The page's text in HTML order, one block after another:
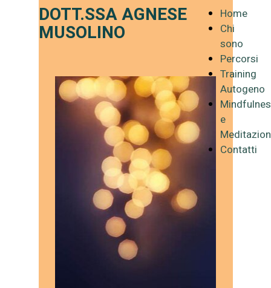
DOTT.SSA AGNESE
MUSOLINO
Home
Chi
sono
Percorsi
Training
Autogeno
e
Contatti